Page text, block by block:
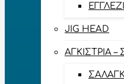
JIG HEAD
ΑΓΚΊΣΤΡΙΑ –